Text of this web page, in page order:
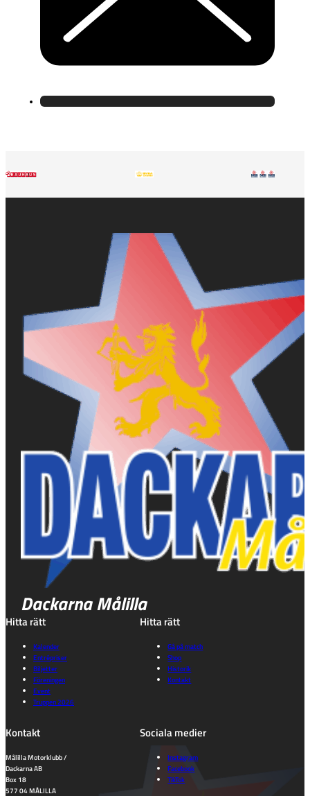
Dackarna Målilla
Hitta rätt
Kalender
Entrépriser
Biljetter
Föreningen
Event
Truppen 2026
Hitta rätt
Gå på match
Shop
Historik
Kontakt
Kontakt
Målilla Motorklubb /
Dackarna AB
Box 18
577 04 MÅLILLA
Sociala medier
Instagram
Facebook
TikTok